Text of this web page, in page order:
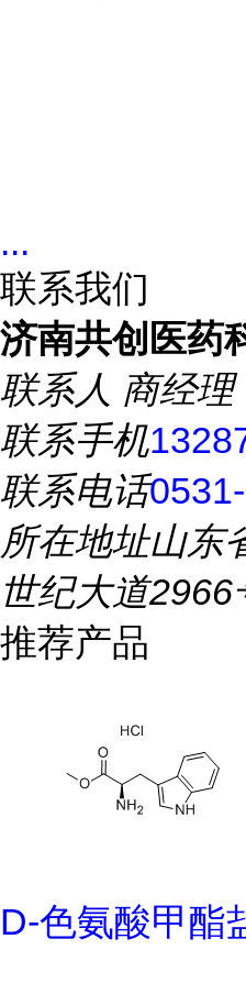
...
联系我们
济南共创医药
联系人 商经理
联系手机
联系电话
所在地址山东
世纪大道2966
推荐产品
D-色氨酸甲酯